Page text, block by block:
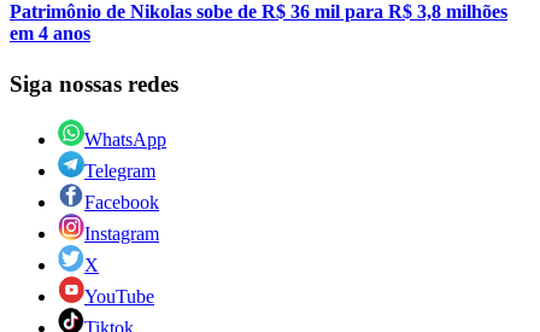
Patrimônio de Nikolas sobe de R$ 36 mil para R$ 3,8 milhões
em 4 anos
Siga nossas redes
WhatsApp
Telegram
Facebook
Instagram
X
YouTube